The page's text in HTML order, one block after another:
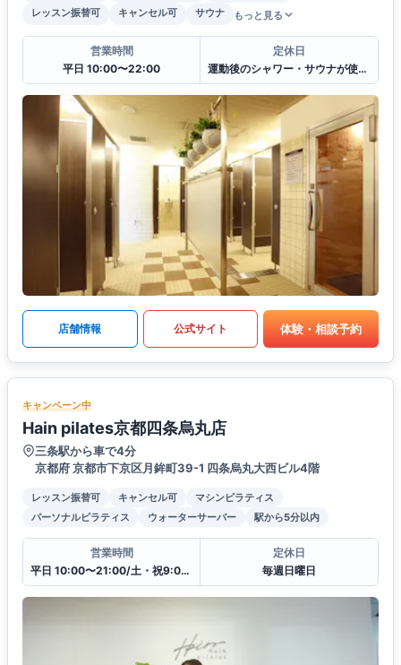
レッスン振替可
キャンセル可 サウナ もっと見る
営業時間
平日 10:00〜22:00
定休日
運動後のシャワー・サウナが使えます
店舗情報 公式サイト 体験・相談予約
キャンペーン中
Hain pilates京都四条烏丸店
三条駅から車で4分
京都府 京都市下京区月鉾町39-1 四条烏丸大西ビル4階
レッスン振替可 キャンセル可
マシンピラティス
パーソナルピラティス
ウォーターサーバー 駅から5分以内
営業時間
平日 10:00〜21:00/土・祝9:00〜20:00
定休日
毎週日曜日